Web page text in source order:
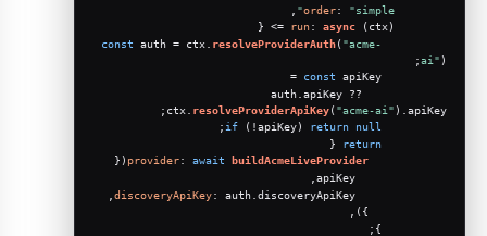
order: "simple"
run: async (ctx) => {
const auth = ctx. resolveProviderAuth( "acme-
ai" );
const apiKey =
apiKey ??
ctx. resolveProviderApiKey( "acme-ai" ). apiKey
;
if (!apiKey) return null
;
return
{
provider: await buildAcmeLiveProvider
({
discoveryApiKey: auth. discoveryApiKey